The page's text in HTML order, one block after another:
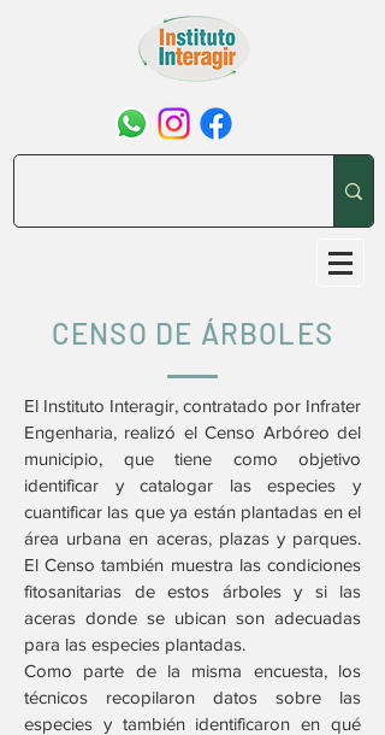
CENSO DE ÁRBOLES
El Instituto Interagir, contratado por Infrater
Engenharia, realizó el Censo Arbóreo del
municipio, que tiene como objetivo
identificar y catalogar las especies y
cuantificar las que ya están plantadas en el
área urbana en aceras, plazas y parques.
El Censo también muestra las condiciones
fitosanitarias de estos árboles y si las
aceras donde se ubican son adecuadas
para las especies plantadas.
Como parte de la misma encuesta, los
técnicos recopilaron datos sobre las
especies y también identificaron en qué